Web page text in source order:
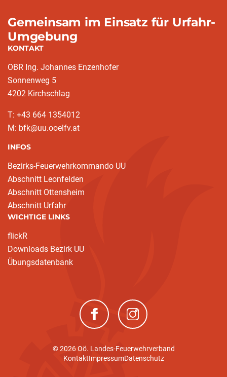
Gemeinsam im Einsatz für Urfahr-
Umgebung
KONTAKT
OBR Ing. Johannes Enzenhofer
Sonnenweg 5
4202 Kirchschlag
T: +43 664 1354012
M: bfk@uu.ooelfv.at
INFOS
Bezirks-Feuerwehrkommando UU
Abschnitt Leonfelden
Abschnitt Ottensheim
Abschnitt Urfahr
WICHTIGE LINKS
flickR
Downloads Bezirk UU
Übungsdatenbank
(neues Fenster)(neues Fenster)
© 2026 Oö. Landes-Feuerwehrverband
KontaktImpressumDatenschutz